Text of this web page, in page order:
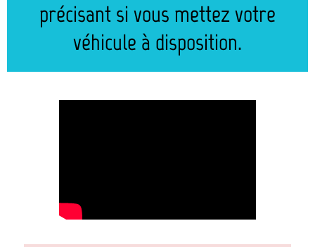
précisant si vous mettez votre
véhicule à disposition.